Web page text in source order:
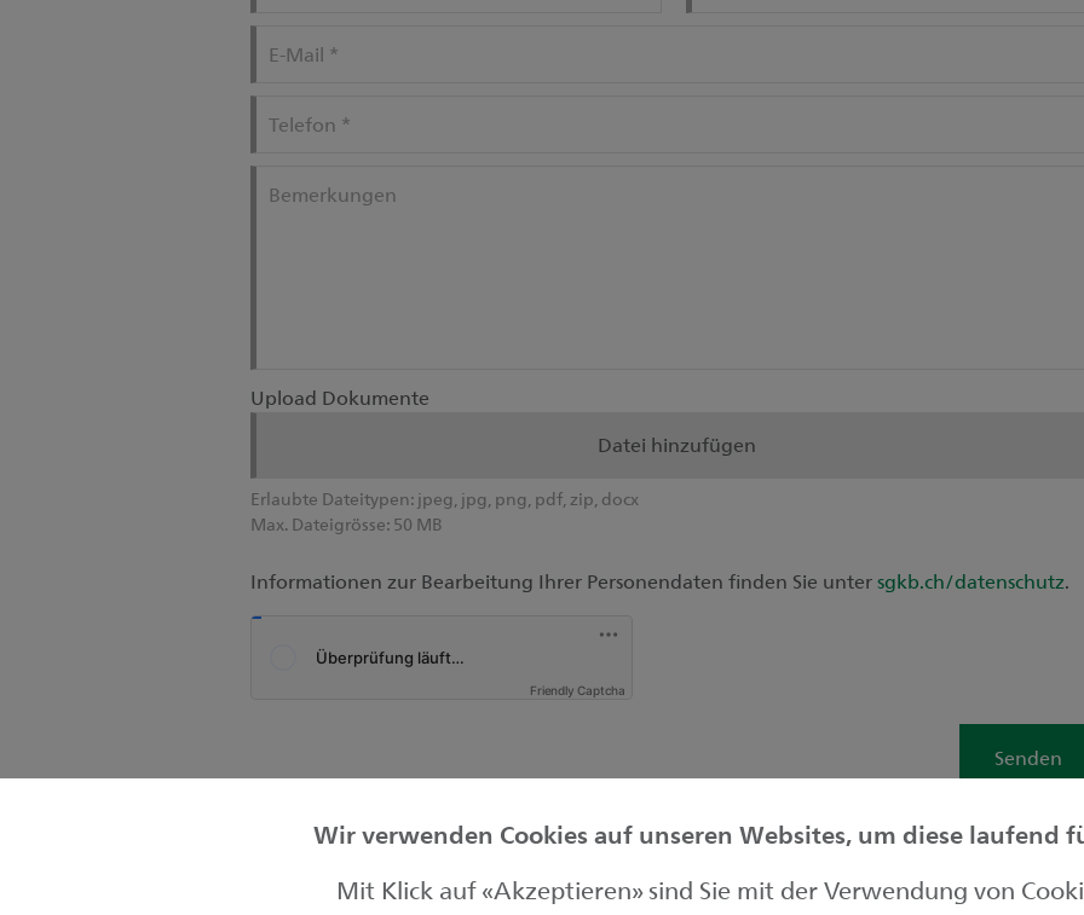
E-Mail *
Telefon *
Bemerkungen
Upload Dokumente
Datei hinzufügen
Erlaubte Dateitypen: jpeg, jpg, png, pdf, zip, docx
Max. Dateigrösse: 50 MB
Informationen zur Bearbeitung Ihrer Personendaten finden Sie untersgkb.ch/datenschutz.
Friendly Captcha
Senden
Wir verwenden Cookies auf unseren Websites, um diese laufend
Mit Klick auf «Akzeptieren» sind Sie mit der Verwendung von